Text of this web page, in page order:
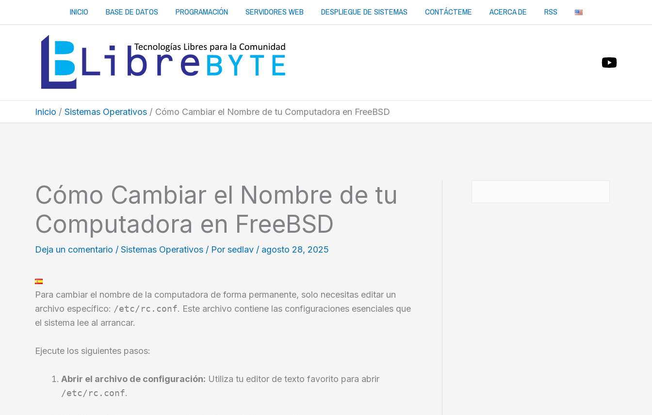
INICIO BASE DE DATOS PROGRAMACIÓN SERVIDORES WEB DESPLIEGUE DE SISTEMAS CONTÁCTEME ACERCA DE RSS
Inicio Sistemas Operativos Cómo Cambiar el Nombre de tu Computadora en FreeBSD
Cómo Cambiar el Nombre de tu
Computadora en FreeBSD
Deja un comentario / Sistemas Operativos / Por sedlav / agosto 28, 2025
Para cambiar el nombre de la computadora de forma permanente, solo necesitas editar un
archivo específico: /etc/rc.conf. Este archivo contiene las configuraciones esenciales que
el sistema lee al arrancar.
Ejecute los siguientes pasos:
Abrir el archivo de configuración: Utiliza tu editor de texto favorito para abrir
/etc/rc.conf.